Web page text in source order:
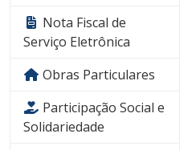
Nota Fiscal de
Serviço Eletrônica
Obras Particulares
Participação Social e
Solidariedade